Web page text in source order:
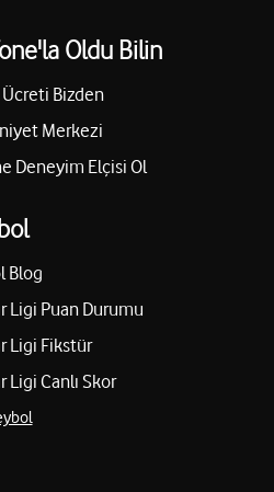
Oldu Bilin
Ücreti Bizden
Merkezi
Deneyim Elçisi Ol
Blog
Ligi Puan Durumu
Ligi Fikstür
Ligi Canlı Skor